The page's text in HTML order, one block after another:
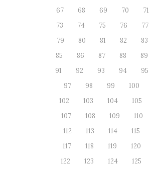
67
68 69 70 71
73
74 75 76 77
79
80 81 82 83
85
86 87 88 89
91
92 93 94 95
97
98 99 100
102
103 104 105
107
108 109 110
112
113 114 115
117
118 119 120
122
123 124 125